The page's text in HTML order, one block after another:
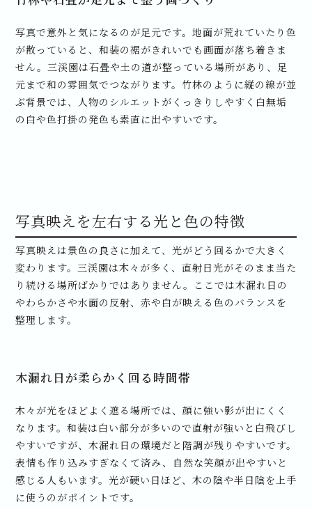
写真で意外と気になるのが足元です。地面が荒れていたり色
が散っていると、和装の裾がきれいでも画面が落ち着きま
せん。三渓園は石畳や土の道が整っている場所があり、足
元まで和の雰囲気でつながります。竹林のように縦の線が並
ぶ背景では、人物のシルエットがくっきりしやすく白無垢
の白や色打掛の発色も素直に出やすいです。
写真映えを左右する光と色の特徴
写真映えは景色の良さに加えて、光がどう回るかで大きく
変わります。三渓園は木々が多く、直射日光がそのまま当た
り続ける場所ばかりではありません。ここでは木漏れ日の
やわらかさや水面の反射、赤や白が映える色のバランスを
整理します。
木漏れ日が柔らかく回る時間帯
木々が光をほどよく遮る場所では、顔に強い影が出にくく
なります。和装は白い部分が多いので直射が強いと白飛びし
やすいですが、木漏れ日の環境だと階調が残りやすいです。
表情も作り込みすぎなくて済み、自然な笑顔が出やすいと
感じる人もいます。光が硬い日ほど、木の陰や半日陰を上手
に使うのがポイントです。